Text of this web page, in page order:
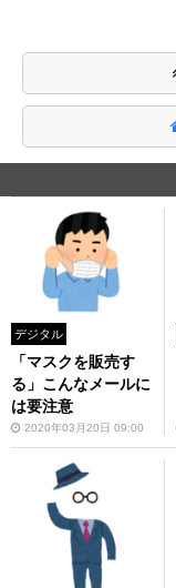
デジタル
「マスクを販売す
る」こんなメールに
は要注意
2020年03月20日 09:00